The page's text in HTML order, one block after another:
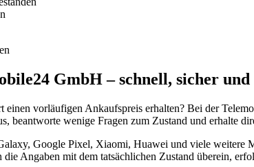
GmbH – schnell, sicher und
vorläufigen Ankaufspreis erhalten? Bei der
beantworte wenige Fragen zum Zustand und erhalte
Google Pixel, Xiaomi, Huawei und viele weitere
Angaben mit dem tatsächlichen Zustand überein,